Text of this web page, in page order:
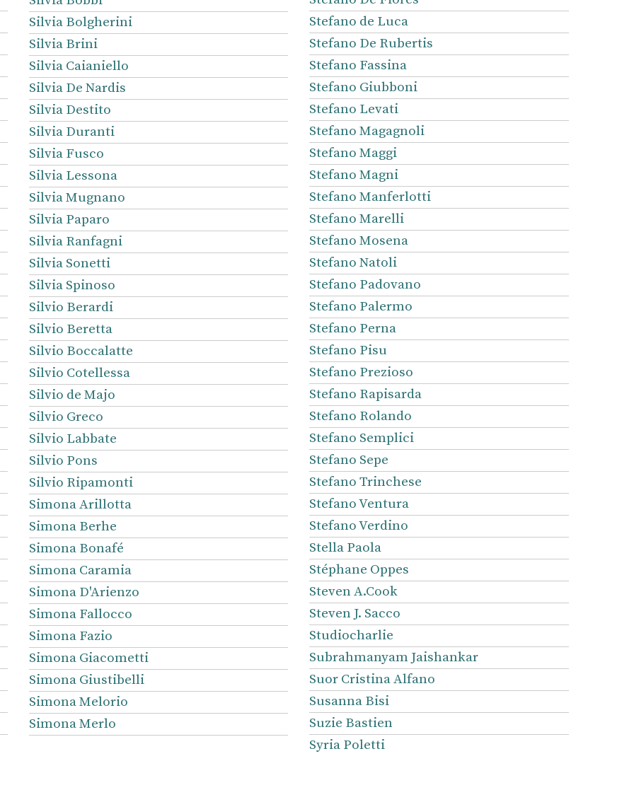
Silvia Bolgherini
Silvia Brini
Silvia Caianiello
Silvia De Nardis
Silvia Destito
Silvia Duranti
Silvia Fusco
Silvia Lessona
Silvia Mugnano
Silvia Paparo
Silvia Ranfagni
Silvia Sonetti
Silvia Spinoso
Silvio Berardi
Silvio Beretta
Silvio Boccalatte
Silvio Cotellessa
Silvio de Majo
Silvio Greco
Silvio Labbate
Silvio Pons
Silvio Ripamonti
Simona Arillotta
Simona Berhe
Simona Bonafé
Simona Caramia
Simona D'Arienzo
Simona Fallocco
Simona Fazio
Simona Giacometti
Simona Giustibelli
Simona Melorio
Simona Merlo
Stefano de Luca
Stefano De Rubertis
Stefano Fassina
Stefano Giubboni
Stefano Levati
Stefano Magagnoli
Stefano Maggi
Stefano Magni
Stefano Manferlotti
Stefano Marelli
Stefano Mosena
Stefano Natoli
Stefano Padovano
Stefano Palermo
Stefano Perna
Stefano Pisu
Stefano Prezioso
Stefano Rapisarda
Stefano Rolando
Stefano Semplici
Stefano Sepe
Stefano Trinchese
Stefano Ventura
Stefano Verdino
Stella Paola
Stéphane Oppes
Steven A.Cook
Steven J. Sacco
Studiocharlie
Subrahmanyam Jaishankar
Suor Cristina Alfano
Susanna Bisi
Suzie Bastien
Syria Poletti